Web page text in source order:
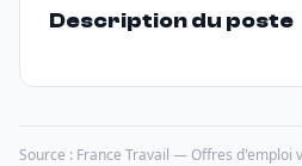
Description du poste
Source : France Travail — Offres d'emploi